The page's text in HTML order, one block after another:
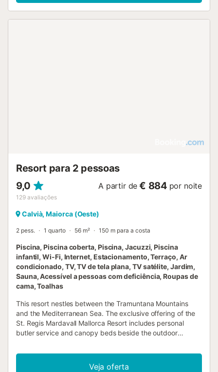
saunas, banho turco, espreguiçadeiras e chuveiros de
Resort para 2 pessoas
9,0
129 avaliações
A partir de € 884 por noite
Calvià, Maiorca (Oeste)
2 pess. 1 quarto 56 m² 150 m para a costa
Piscina, Piscina coberta, Piscina, Jacuzzi, Piscina
infantil, Wi-Fi, Internet, Estacionamento, Terraço, Ar
condicionado, TV, TV de tela plana, TV satélite, Jardim,
Sauna, Acessível a pessoas com deficiência, Roupas de
cama, Toalhas
This resort nestles between the Tramuntana Mountains
and the Mediterranean Sea. The exclusive offering of the
St. Regis Mardavall Mallorca Resort includes personal
butler service and canopy beds beside the outdoor
Veja oferta